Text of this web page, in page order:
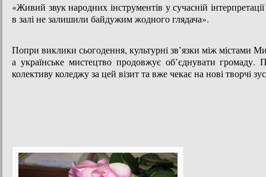
«Живий звук народних інструментів у сучасній
в залі не залишили байдужим жодного глядача».
Попри виклики сьогодення, культурні зв’язки між містами
а українське мистецтво продовжує об’єднувати громаду.
колективу коледжу за цей візит та вже чекає на нові творчі